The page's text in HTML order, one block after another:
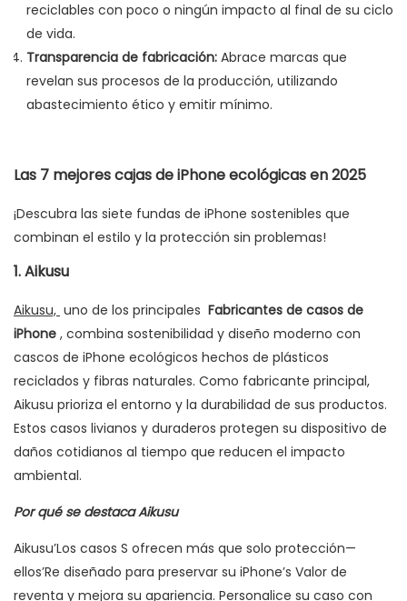
reciclables con poco o ningún impacto al final de su ciclo
de vida.
Transparencia de fabricación: Abrace marcas que
revelan sus procesos de la producción, utilizando
abastecimiento ético y emitir mínimo.
Las 7 mejores cajas de iPhone ecológicas en 2025
¡Descubra las siete fundas de iPhone sostenibles que
combinan el estilo y la protección sin problemas!
1. Aikusu
Aikusu, uno de los principales Fabricantes de casos de
iPhone , combina sostenibilidad y diseño moderno con
cascos de iPhone ecológicos hechos de plásticos
reciclados y fibras naturales. Como fabricante principal,
Aikusu prioriza el entorno y la durabilidad de sus productos.
Estos casos livianos y duraderos protegen su dispositivo de
daños cotidianos al tiempo que reducen el impacto
ambiental.
Por qué se destaca Aikusu
Aikusu’Los casos S ofrecen más que solo protección—
ellos’Re diseñado para preservar su iPhone’s Valor de
reventa y mejora su apariencia. Personalice su caso con